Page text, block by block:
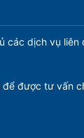
các dịch vụ liên
để được tư vấn